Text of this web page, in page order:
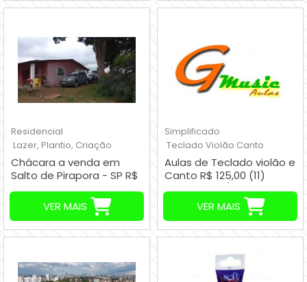
Residencial
Lazer, Plantio, Criação
Chácara a venda em
Salto de Pirapora - SP R$
350.000,00
VER MAIS
Simplificado
Teclado Violão Canto
Aulas de Teclado violão e
Canto R$ 125,00 (11)
95806 6272 / (11) 97138
VER MAIS